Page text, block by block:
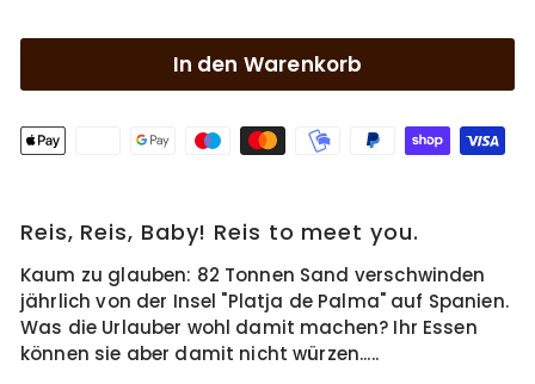
In den Warenkorb
Reis, Reis, Baby! Reis to meet you.
Kaum zu glauben: 82 Tonnen Sand verschwinden
jährlich von der Insel "Platja de Palma" auf Spanien.
Was die Urlauber wohl damit machen? Ihr Essen
können sie aber damit nicht würzen.....